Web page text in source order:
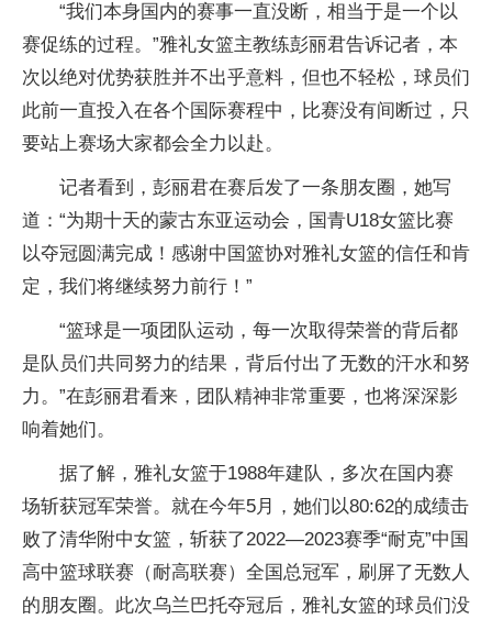
“我们本身国内的赛事一直没断，相当于是一个以
赛促练的过程。”雅礼女篮主教练彭丽君告诉记者，本
次以绝对优势获胜并不出乎意料，但也不轻松，球员们
此前一直投入在各个国际赛程中，比赛没有间断过，只
要站上赛场大家都会全力以赴。
记者看到，彭丽君在赛后发了一条朋友圈，她写
道：“为期十天的蒙古东亚运动会，国青U18女篮比赛
以夺冠圆满完成！感谢中国篮协对雅礼女篮的信任和肯
定，我们将继续努力前行！”
“篮球是一项团队运动，每一次取得荣誉的背后都
是队员们共同努力的结果，背后付出了无数的汗水和努
力。”在彭丽君看来，团队精神非常重要，也将深深影
响着她们。
据了解，雅礼女篮于1988年建队，多次在国内赛
场斩获冠军荣誉。就在今年5月，她们以80:62的成绩击
败了清华附中女篮，斩获了2022—2023赛季“耐克”中国
高中篮球联赛（耐高联赛）全国总冠军，刷屏了无数人
的朋友圈。此次乌兰巴托夺冠后，雅礼女篮的球员们没